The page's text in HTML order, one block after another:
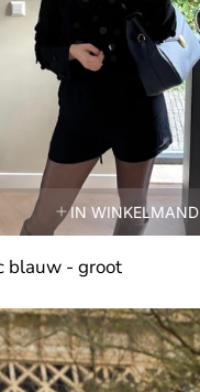
IN WINKELMAND
blauw - groot